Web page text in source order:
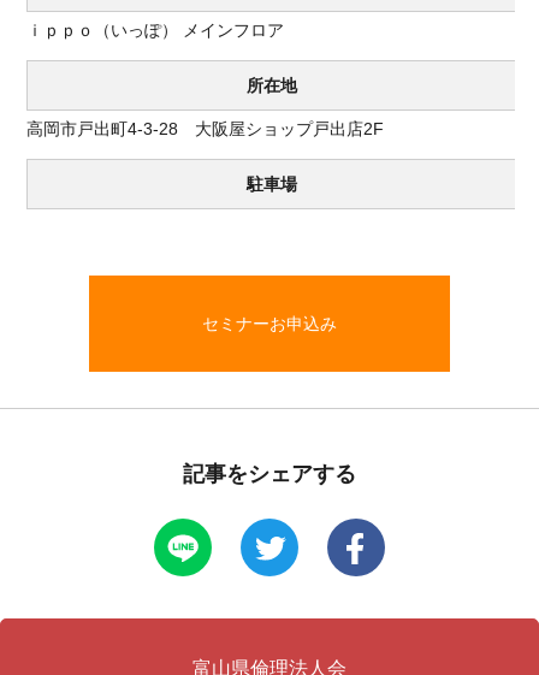
ｉｐｐｏ（いっぽ） メインフロア
所在地
高岡市戸出町4-3-28 大阪屋ショップ戸出店2F
駐車場
セミナーお申込み
記事をシェアする
富山県倫理法人会